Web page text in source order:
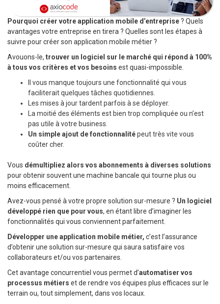
Pourquoi créer votre application mobile d’entreprise? Quels
avantages votre entreprise en tirera ? Quelles sont les étapes à
suivre pour créer son application mobile métier ?
Avouons-le, trouver un logiciel sur le marché qui répond à 100%
à tous vos critères et vos besoins est quasi-impossible.
Il vous manque toujours une fonctionnalité qui vous
faciliterait quelques tâches quotidiennes.
Les mises à jour tardent parfois à se déployer.
La moitié des éléments est bien trop compliquée ou n’est
pas utile à votre business.
Un simple ajout de fonctionnalitépeut très vite vous
coûter cher.
Vous démultipliez alors vos abonnements à diverses solutions
pour obtenir souvent une machine bancale qui tourne plus ou
moins efficacement.
Avez-vous pensé à votre propre solution sur-mesure ? Un logiciel
développé rien que pour vous, en étant libre d’imaginer les
fonctionnalités qui vous conviennent parfaitement.
Développer une application mobile métier, c’est l’assurance
d’obtenir une solution sur-mesure qui saura satisfaire vos
collaborateurs et/ou vos partenaires.
Cet avantage concurrentiel vous permet d’automatiser vos
processus métiers et de rendre vos équipes plus efficaces sur le
terrain ou, tout simplement, dans vos locaux.